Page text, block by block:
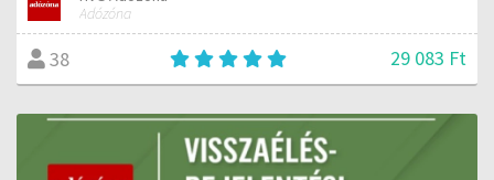
Adózóna
38 29 083 Ft